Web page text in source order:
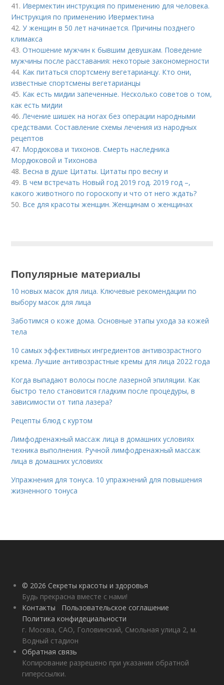
41. Ивермектин инструкция по применению для человека.
Инструкция по применению Ивермектина
42.У женщин в 50 лет начинается. Причины позднего
климакса
43.Отношение мужчин к бывшим девушкам. Поведение
мужчины после расставания: некоторые закономерности
44. Как питаться спортсмену вегетарианцу. Кто они,
известные спортсмены вегетарианцы
45. Как есть мидии запеченные. Несколько советов о том,
как есть мидии
46.Лечение шишек на ногах без операции народными
средствами. Составление схемы лечения из народных
рецептов
47. Мордюкова и тихонов. Смерть наследника
Мордюковой и Тихонова
48. Весна в душе Цитаты. Цитаты про весну и
49. В чем встречать Новый год 2019 год. 2019 год –,
какого животного по гороскопу и что от него ждать?
50. Все для красоты женщин. Женщинам о женщинах
Популярные материалы
10 новых масок для лица. Ключевые рекомендации по
выбору масок для лица
Заботимся о коже дома. Основные этапы ухода за кожей
тела
10 самых эффективных ингредиентов антивозрастного
крема. Лучшие антивозрастные кремы для лица 2022 года
Когда выпадают волосы после лазерной эпиляции. Как
быстро тело становится гладким после процедуры, в
зависимости от типа лазера?
Рецепты блюд с куртом
Лимфодренажный массаж лица в домашних условиях
техника выполнения. Ручной лимфодренажный массаж
лица в домашних условиях
Упражнения для тонуса. 10 упражнений для повышения
жизненного тонуса
© 2026 Секреты красоты и здоровья
Будь прекрасна вместе с нами!
Контакты
Пользовательское соглашение
Политика конфидециальности
г. Москва, САО, Головинский, Смольная улица 2, м.
Водный стадион
Обратная связь
Копирование разрешено при указании обратной
гиперссылки.